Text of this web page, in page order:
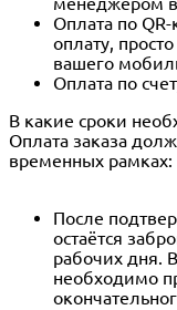
Оплата по
оплату,
вашего
Оплата по
В какие сроки
Оплата заказа
временных рамках:
После
остаётся
рабочих дня.
необходимо